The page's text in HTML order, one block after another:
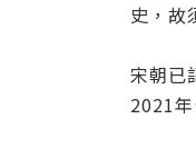
史，故
宋朝已
2021